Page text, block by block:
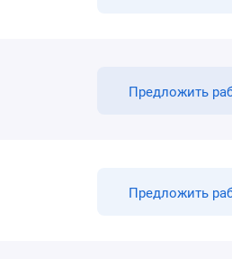
Предложить
Предложить